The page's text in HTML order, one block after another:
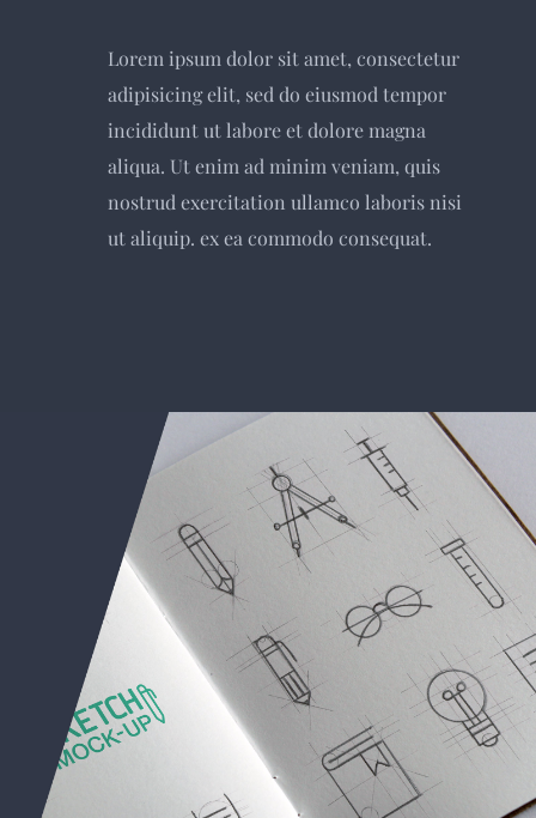
Lorem ipsum dolor sit amet, consectetur
adipisicing elit, sed do eiusmod tempor
incididunt ut labore et dolore magna
aliqua. Ut enim ad minim veniam, quis
nostrud exercitation ullamco laboris nisi
ut aliquip. ex ea commodo consequat.